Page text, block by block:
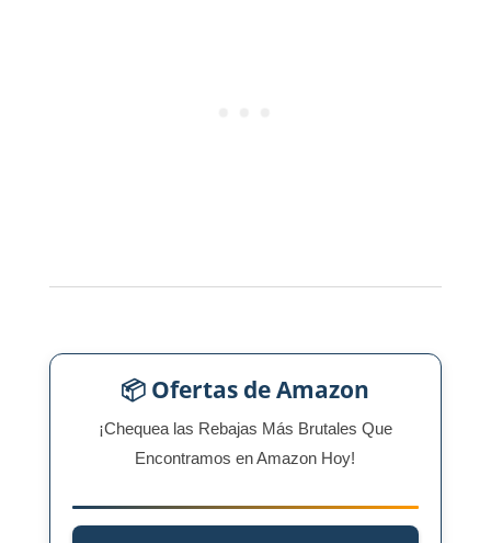
📦 Ofertas de Amazon
¡Chequea las Rebajas Más Brutales Que
Encontramos en Amazon Hoy!